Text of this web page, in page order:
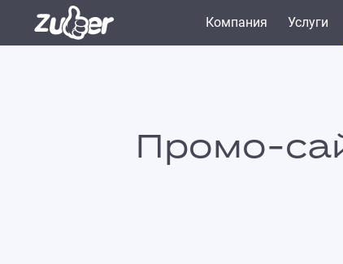
Компания Услуги
Промо-